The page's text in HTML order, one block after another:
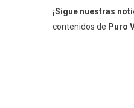
¡Sigue nuestras
contenidos de Puro